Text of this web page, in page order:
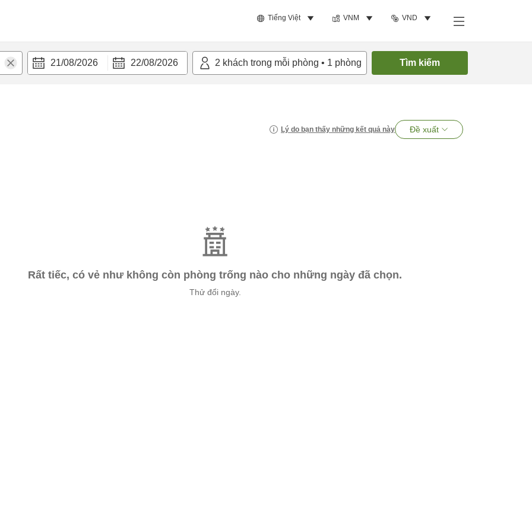
Tiếng Việt VNM VND
21/08/2026 22/08/2026 2 khách trong mỗi phòng • 1 phòng Tìm kiếm
Lý do bạn thấy những kết quả này Đề xuất
Rất tiếc, có vẻ như không còn phòng trống nào cho những ngày đã chọn.
Thử đổi ngày.